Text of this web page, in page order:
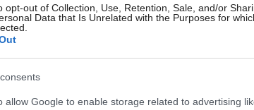
opt-out of Collection, Use, Retention, Sale, and/or
Data that Is Unrelated with the Purposes for
allow Google to enable storage related to advertising